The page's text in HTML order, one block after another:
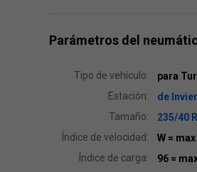
Parámetros del
Tipo de vehículo:
para
Estación:
de
Tamaño:
235/40
Índice de velocidad:
W =
Índice de carga:
96 =